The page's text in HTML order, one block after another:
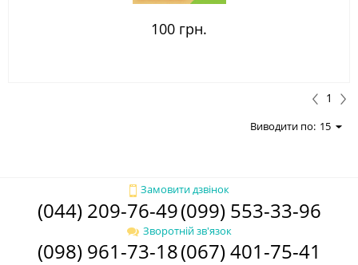
100 грн.
1
Виводити по: 15
Замовити дзвінок
(044) 209-76-49(099) 553-33-96
Зворотній зв'язок
(098) 961-73-18(067) 401-75-41